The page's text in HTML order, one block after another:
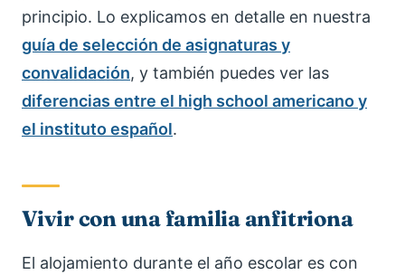
principio. Lo explicamos en detalle en nuestra
guía de selección de asignaturas y
convalidación, y también puedes ver las
diferencias entre el high school americano y
el instituto español.
Vivir con una familia anfitriona
El alojamiento durante el año escolar es con